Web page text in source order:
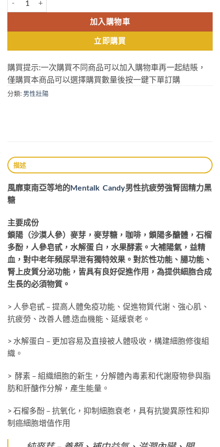
$1000.$899.加入購物車
立即購買
購買提示:一次購買不同商品可以加入購物車再一起結賬，
僅購買本商品可以選擇購買數量後按一鍵下單訂購
分類: 男性壯陽
描述
風靡東南亞等地的Mentalk Candy男性抗疲勞強腎固精力黑
糖
主要成份
鎖陽（沙漠人參）麥芽，麥芽糖，咖啡，鎖陽多醣體，石榴
多酚，人參皂甙，水解蛋 白，水果酵素。大補陽氣，益精
血，對中老年頻尿早泄有獨特效果。對於性功能、腸功能、
腎上皮質分泌功能，皆具有良好促進作用，為提供細胞合成
生長的必須物質。
> 人參皂甙 – 提高人體免疫功能、促進物質代謝、強心肌、
抗疲勞、改善人體造血機能、延緩衰老。
> 水解蛋白 – 更加容易及直接被人體吸收，構建細胞修復組
織。
> 酵素 – 組織細胞的新生，分解體內毒素和代謝廢物參與脂
肪和肝醣作分解，產生能量。
> 石榴多酚 – 抗氧化，抑制細胞衰老，具有抗變異原性和抑
制癌細胞增值作用